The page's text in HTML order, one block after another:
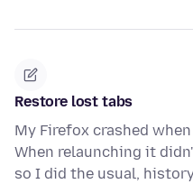
Restore lost tabs
My Firefox crashed
When relaunching it
so I did the usual,